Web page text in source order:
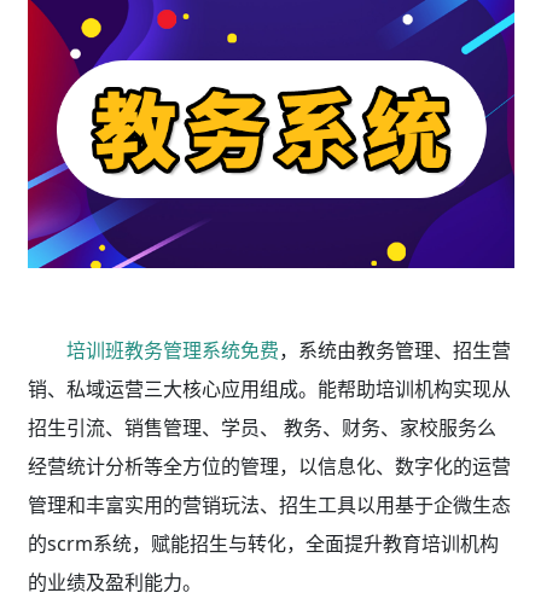
培训班教务管理系统免费，系统由教务管理、招生营
销、私域运营三大核心应用组成。能帮助培训机构实现从
招生引流、销售管理、学员、 教务、财务、家校服务么
经营统计分析等全方位的管理，以信息化、数字化的运营
管理和丰富实用的营销玩法、招生工具以用基于企微生态
的scrm系统，赋能招生与转化，全面提升教育培训机构
的业绩及盈利能力。